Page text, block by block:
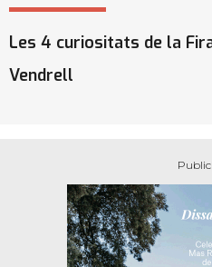
Les 4 curiositats de la
Vendrell